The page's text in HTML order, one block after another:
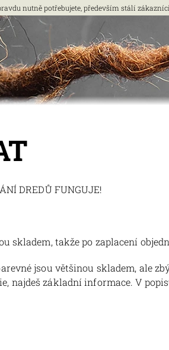
nutně potřebujete, především stálí
DREDŮ FUNGUJE!
skladem, takže po zaplacení
jsou většinou skladem, ale
najdeš základní informace. V